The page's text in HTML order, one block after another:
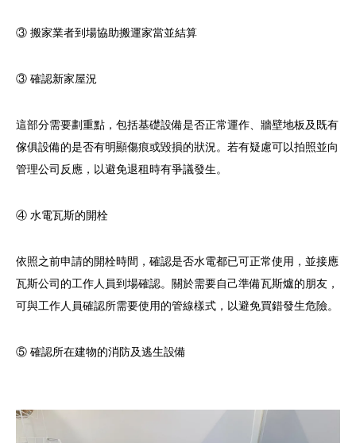
③ 搬家業者到場協助搬運家當並結算
③ 確認新家屋況
這部分需要劃重點，包括基礎設備是否正常運作、牆壁地板及既有
傢俱設備的是否有明顯傷痕或毀損的狀況。若有疑慮可以拍照並向
管理公司反應，以避免退租時有爭議發生。
④ 水電瓦斯的開栓
依照之前申請的開栓時間，確認是否水電都已可正常使用，並接應
瓦斯公司的工作人員到場確認。關於需要自己準備瓦斯爐的朋友，
可與工作人員確認所需要使用的管線樣式，以避免買錯發生危險。
⑤ 確認所在建物的消防及逃生設備